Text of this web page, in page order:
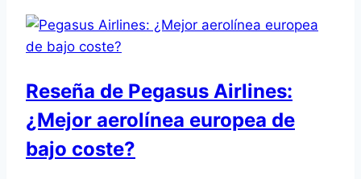
Reseña de Pegasus Airlines:
¿Mejor aerolínea europea de
bajo coste?